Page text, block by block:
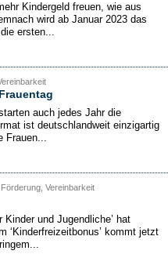
Kindergeld freuen, wie aus
wird ab Januar 2023 das
ersten...
auch jedes Jahr die
ist deutschlandweit einzigartig
Frauen...
Vereinbarkeit
und Jugendliche’ hat
‘Kinderfreizeitbonus’ kommt jetzt